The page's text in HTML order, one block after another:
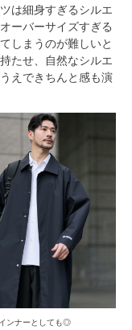
は細身すぎるシルエ
ーバーサイズすぎる
しまうのが難しいと
たせ、自然なシルエ
えできちんと感も演
インナーとしても◎